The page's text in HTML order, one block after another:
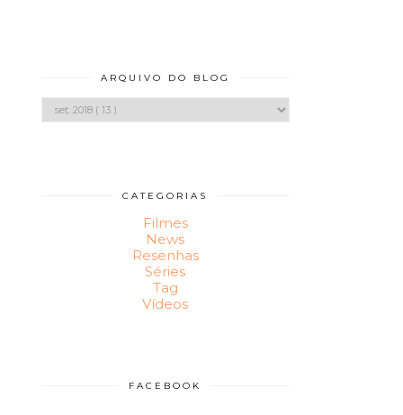
ARQUIVO DO BLOG
CATEGORIAS
Filmes
News
Resenhas
Séries
Tag
Vídeos
FACEBOOK